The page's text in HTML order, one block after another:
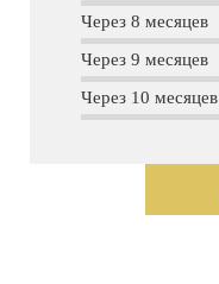
Через 8 месяцев
Через 9 месяцев
Через 10 месяцев